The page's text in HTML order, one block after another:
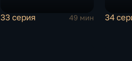
33 серия 49 мин 34